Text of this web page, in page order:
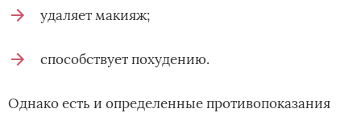
удаляет макияж;
способствует похудению.
Однако есть и определенные противопоказания